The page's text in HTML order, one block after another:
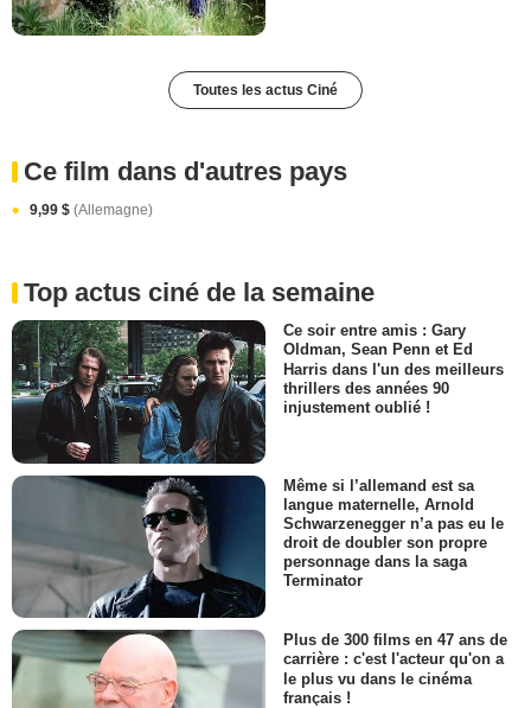
Toutes les actus Ciné
Ce film dans d'autres pays
9,99 $ (Allemagne)
Top actus ciné de la semaine
Ce soir entre amis : Gary
Oldman, Sean Penn et Ed
Harris dans l'un des meilleurs
thrillers des années 90
injustement oublié !
Même si l’allemand est sa
langue maternelle, Arnold
Schwarzenegger n’a pas eu le
droit de doubler son propre
personnage dans la saga
Terminator
Plus de 300 films en 47 ans de
carrière : c'est l'acteur qu'on a
le plus vu dans le cinéma
français !